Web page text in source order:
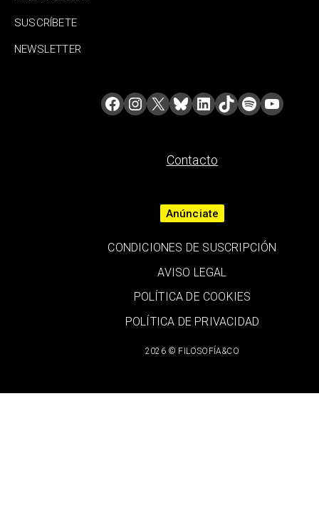
SUSCRÍBETE
NEWSLETTER
Contacto
2026 © FILOSOFÍA&CO
Anúnciate
CONDICIONES DE SUSCRIPCIÓN
AVISO LEGAL
POLÍTICA DE COOKIES
POLÍTICA DE PRIVACIDAD